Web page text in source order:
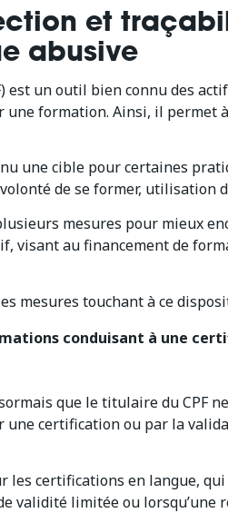
et
abusive
est un outil bien connu des
formation. Ainsi, il permet
une cible pour certaines
de se former, utilisation
mesures pour mieux
visant au financement de
mesures touchant à ce
conduisant à une
que le titulaire du CPF
certification ou par la
les certifications en langue,
validité limitée ou lorsqu’une